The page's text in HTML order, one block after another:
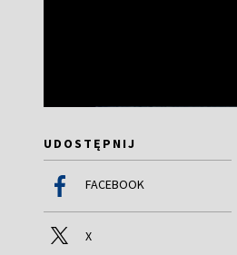
UDOSTĘPNIJ
FACEBOOK
X